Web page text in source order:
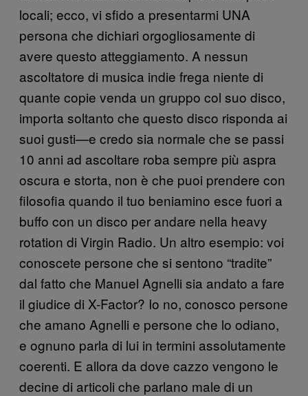
locali; ecco, vi sfido a presentarmi UNA
persona che dichiari orgogliosamente di
avere questo atteggiamento. A nessun
ascoltatore di musica indie frega niente di
quante copie venda un gruppo col suo disco,
importa soltanto che questo disco risponda ai
suoi gusti—e credo sia normale che se passi
10 anni ad ascoltare roba sempre più aspra
oscura e storta, non è che puoi prendere con
filosofia quando il tuo beniamino esce fuori a
buffo con un disco per andare nella heavy
rotation di Virgin Radio. Un altro esempio: voi
conoscete persone che si sentono “tradite”
dal fatto che Manuel Agnelli sia andato a fare
il giudice di X-Factor? Io no, conosco persone
che amano Agnelli e persone che lo odiano,
e ognuno parla di lui in termini assolutamente
coerenti. E allora da dove cazzo vengono le
decine di articoli che parlano male di un